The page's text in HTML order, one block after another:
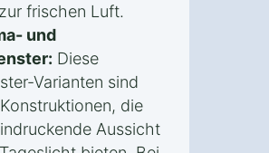
frischen Luft.
und
Diese
Varianten sind
die
Aussicht